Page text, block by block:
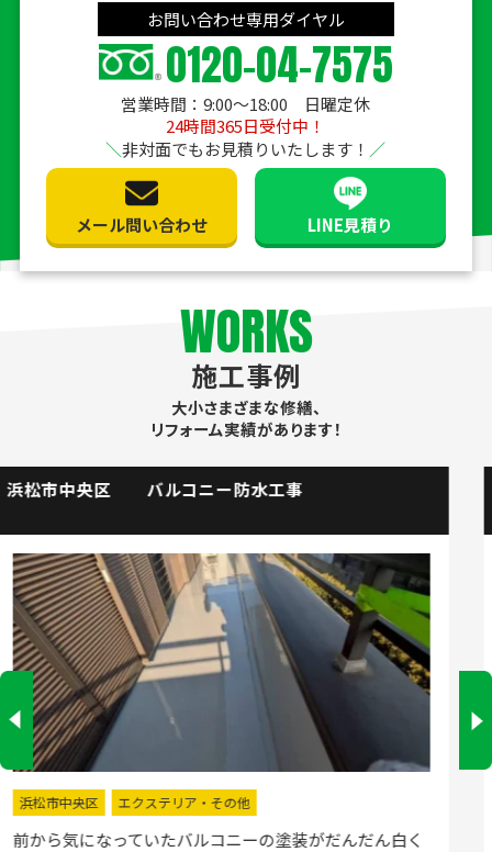
お問い合わせ専用ダイヤル
0120-04-7575
営業時間：9:00〜18:00 日曜定休
24時間365日受付中！
非対面でもお見積りいたします！
メール問い合わせ LINE見積り
WORKS
施工事例
大小さまざまな修繕、
リフォーム実績があります！
掛川市 流し台水栓取替工事
掛川市 水回りリフォーム
流し台の水栓が壊れたので直してほしいと弊社にお電話